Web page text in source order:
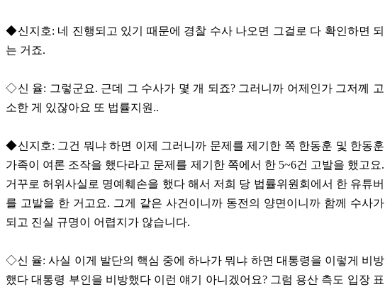
◆신지호: 네 진행되고 있기 때문에 경찰 수사 나오면 그걸로 다 확인하면 되
는 거죠.
◇신 율: 그렇군요. 근데 그 수사가 몇 개 되죠? 그러니까 어제인가 그저께 고
소한 게 있잖아요 또 법률지원..
◆신지호: 그건 뭐냐 하면 이제 그러니까 문제를 제기한 쪽 한동훈 및 한동훈
가족이 여론 조작을 했다라고 문제를 제기한 쪽에서 한 5~6건 고발을 했고요.
거꾸로 허위사실로 명예훼손을 했다 해서 저희 당 법률위원회에서 한 유튜버
를 고발을 한 거고요. 그게 같은 사건이니까 동전의 양면이니까 함께 수사가
되고 진실 규명이 어렵지가 않습니다.
◇신 율: 사실 이게 발단의 핵심 중에 하나가 뭐냐 하면 대통령을 이렇게 비방
했다 대통령 부인을 비방했다 이런 얘기 아니겠어요? 그럼 용산 측도 입장 표